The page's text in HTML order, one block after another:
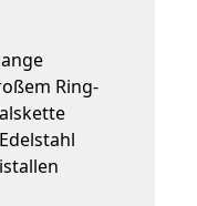
Ring-